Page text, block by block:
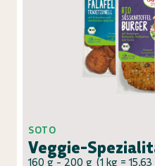
SOTO
Veggie-
160 g - 200 g (1 kg =